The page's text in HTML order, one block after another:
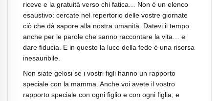
riceve e la gratuità verso chi fatica… Non è un elenco
esaustivo: cercate nel repertorio delle vostre giornate
ciò che dà sapore alla nostra umanità. Datevi il tempo
anche per le parole che sanno raccontare la vita… e
dare fiducia. E in questo la luce della fede è una risorsa
inesauribile.
Non siate gelosi se i vostri figli hanno un rapporto
speciale con la mamma. Anche voi avete il vostro
rapporto speciale con ogni figlio e con ogni figlia; e